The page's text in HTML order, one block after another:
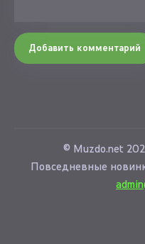
Добавить комментарий
© Muzdo.net
Повседневные